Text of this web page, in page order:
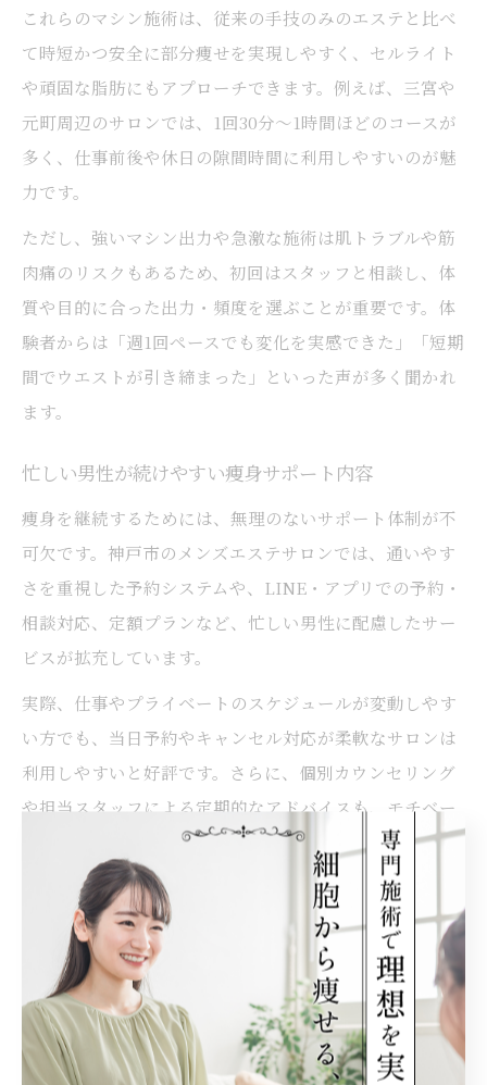
これらのマシン施術は、従来の手技のみのエステと比べ
て時短かつ安全に部分痩せを実現しやすく、セルライト
や頑固な脂肪にもアプローチできます。例えば、三宮や
元町周辺のサロンでは、1回30分〜1時間ほどのコースが
多く、仕事前後や休日の隙間時間に利用しやすいのが魅
力です。
ただし、強いマシン出力や急激な施術は肌トラブルや筋
肉痛のリスクもあるため、初回はスタッフと相談し、体
質や目的に合った出力・頻度を選ぶことが重要です。体
験者からは「週1回ペースでも変化を実感できた」「短期
間でウエストが引き締まった」といった声が多く聞かれ
ます。
忙しい男性が続けやすい痩身サポート内容
痩身を継続するためには、無理のないサポート体制が不
可欠です。神戸市のメンズエステサロンでは、通いやす
さを重視した予約システムや、LINE・アプリでの予約・
相談対応、定額プランなど、忙しい男性に配慮したサー
ビスが拡充しています。
実際、仕事やプライベートのスケジュールが変動しやす
い方でも、当日予約やキャンセル対応が柔軟なサロンは
利用しやすいと好評です。さらに、個別カウンセリング
や担当スタッフによる定期的なアドバイスも、モチベー
ション維持や失敗防止に役立ちます。
痩身成功者の多くは「スタッフのサポートで途中で挫折
せず続けられた」「生活リズムに合わせてプラン調整し
てもらえた」と感想を述べています。初心者には、最初
から高額コースを選ばず、まずは体験や短期プランで自
分に合うか確認することがリスク回避のポイントです。